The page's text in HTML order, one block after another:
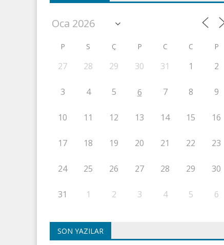
P S Ç P C C P
27 28 29 30 31 1 2
3 4 5 6 7 8 9
10 11 12 13 14 15 16
17 18 19 20 21 22 23
24 25 26 27 28 29 30
31 1 2 3 4 5 6
SON YAZILAR